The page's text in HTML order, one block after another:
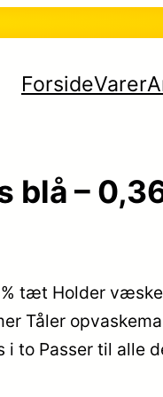
ForsideVarer
blå –
tæt Holder
Tåler
i to Passer til alle